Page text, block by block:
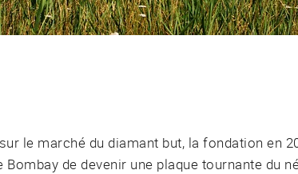
le marché du diamant but, la fondation en
de devenir une plaque tournante du